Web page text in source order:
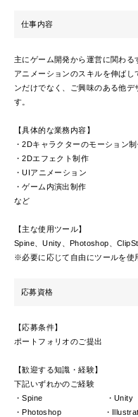
仕事内容
主にゲーム開発から運営に関わる
アニメーションのスキルを伸ば
ンだけでなく、ご興味のある他
す。
【具体的な業務内容】
・2Dキャラクターのモーション
・2Dエフェクト制作
・UIアニメーション
・ゲーム内演出制作
など
【主な使用ツール】
Spine、Unity、Photoshop、
※必要に応じて自由にツールを使
応募資格
【応募条件】
ポートフォリオのご提出
【歓迎する知識・経験】
下記いずれかのご経験
・Spine ・Unity
・Photoshop ・